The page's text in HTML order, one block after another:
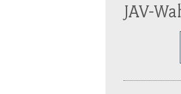
JAV-